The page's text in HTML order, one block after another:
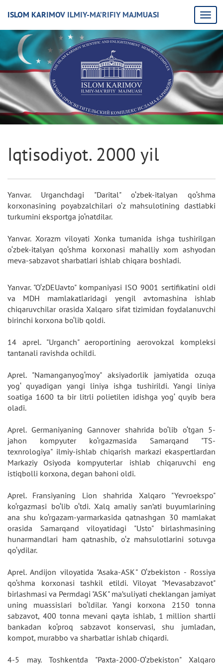
ISLOM KARIMOV ILMIY-MA’RIFIY MAJMUASI
Iqtisodiyot. 2000 yil
Yanvar. Urganchdagi "Darital" o‘zbek-italyan qo‘shma
korxonasining poyabzalchilari o‘z mahsulotining dastlabki
turkumini eksportga jo‘natdilar.
Yanvar. Xorazm viloyati Xonka tumanida ishga tushirilgan
o‘zbek-italyan qo‘shma korxonasi mahalliy xom ashyodan
meva-sabzavot sharbatlari ishlab chiqara boshladi.
Yanvar. "O‘zDEUavto" kompaniyasi ISO 9001 sertifikatini oldi
va MDH mamlakatlaridagi yengil avtomashina ishlab
chiqaruvchilar orasida Xalqaro sifat tizimidan foydalanuvchi
birinchi korxona bo‘lib qoldi.
14 aprel. "Urganch" aeroportining aerovokzal kompleksi
tantanali ravishda ochildi.
Aprel. "Namanganyog‘moy" aksiyadorlik jamiyatida ozuqa
yog‘ quyadigan yangi liniya ishga tushirildi. Yangi liniya
soatiga 1600 ta bir litrli polietilen idishga yog‘ quyib bera
oladi.
Aprel. Germaniyaning Gannover shahrida bo‘lib o‘tgan 5-
jahon kompyuter ko‘rgazmasida Samarqand "TS-
texnrologiya" ilmiy-ishlab chiqarish markazi ekaspertlardan
Markaziy Osiyoda kompyuterlar ishlab chiqaruvchi eng
istiqbolli korxona, degan bahoni oldi.
Aprel. Fransiyaning Lion shahrida Xalqaro "Yevroekspo"
ko‘rgazmasi bo‘lib o‘tdi. Xalq amaliy san’ati buyumlarining
ana shu ko‘rgazam-yarmarkasida qatnashgan 30 mamlakat
orasida Samarqand viloyatidagi "Usto" birlashmasining
hunarmandlari ham qatnashib, o‘z mahsulotlarini sotuvga
qo‘ydilar.
Aprel. Andijon viloyatida "Asaka-ASK" O‘zbekiston - Rossiya
qo‘shma korxonasi tashkil etildi. Viloyat "Mevasabzavot"
birlashmasi va Permdagi "ASK" ma’suliyati cheklangan jamiyat
uning muassislari bo‘ldilar. Yangi korxona 2150 tonna
sabzavot, 400 tonna mevani qayta ishlab, 1 million shartli
bankadan ko‘proq sabzavot konservasi, shu jumladan,
kompot, murabbo va sharbatlar ishlab chiqardi.
4-5 may. Toshkentda "Paxta-2000-O‘zbekiston" Xalqaro